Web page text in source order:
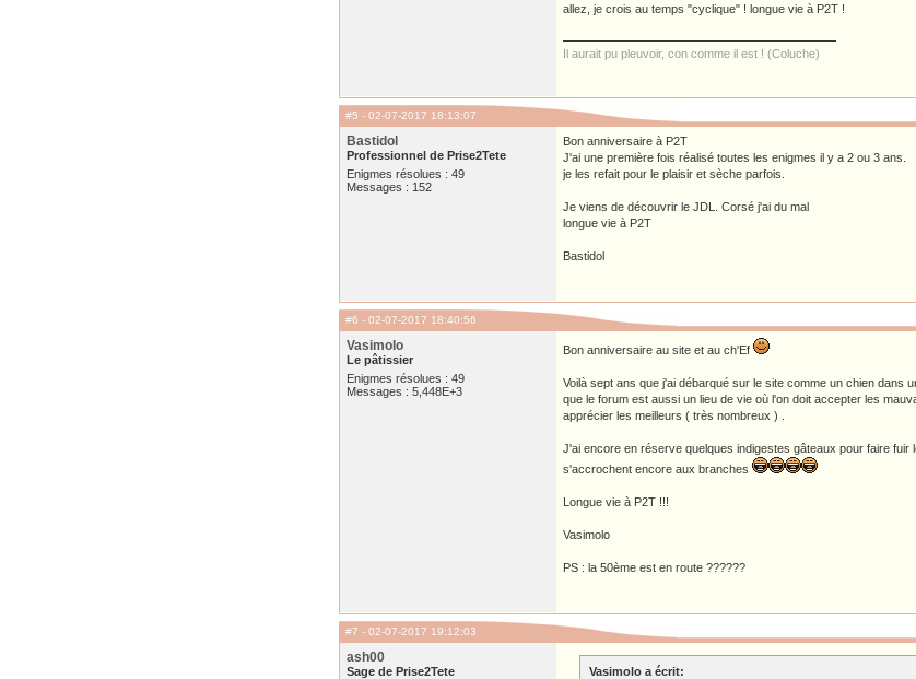
allez, je crois au temps "cyclique" ! longue vie à P2T !
Il aurait pu pleuvoir, con comme il est ! (Coluche)
#5 - 02-07-2017 18:13:07
Bastidol
Professionnel de Prise2Tete
Enigmes résolues : 49
Messages : 152
Bon anniversaire à P2T
J'ai une première fois réalisé toutes les enigmes il y a 2 ou 3 ans.
je les refait pour le plaisir et sèche parfois.
Je viens de découvrir le JDL. Corsé j'ai du mal
longue vie à P2T
Bastidol
#6 - 02-07-2017 18:40:56
Vasimolo
Le pâtissier
Enigmes résolues : 49
Messages : 5,448E+3
Bon anniversaire au site et au ch'Ef
Voilà sept ans que j'ai débarqué sur le site comme un chien dans
que le forum est aussi un lieu de vie où l'on doit accepter les
apprécier les meilleurs ( très nombreux ) .
J'ai encore en réserve quelques indigestes gâteaux pour faire fuir
s'accrochent encore aux branches
Longue vie à P2T !!!
Vasimolo
PS : la 50ème est en route ??????
#7 - 02-07-2017 19:12:03
ash00
Sage de Prise2Tete
Vasimolo a écrit: